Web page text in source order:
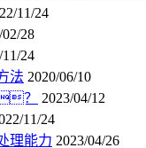
11/24
02/28
11/24
法 2020/06/10
？
2023/04/12
11/24
理能力 2023/04/26